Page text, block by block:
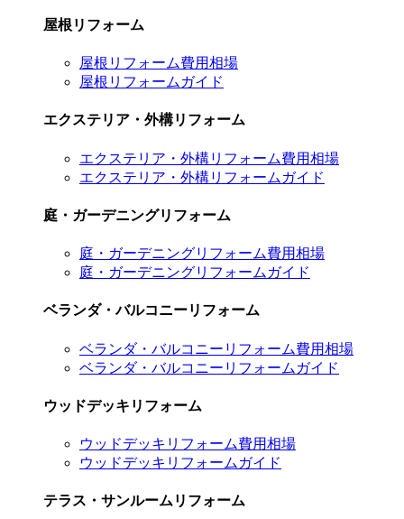
屋根リフォーム
屋根リフォーム費用相場
屋根リフォームガイド
エクステリア・外構リフォーム
エクステリア・外構リフォーム費用相場
エクステリア・外構リフォームガイド
庭・ガーデニングリフォーム
庭・ガーデニングリフォーム費用相場
庭・ガーデニングリフォームガイド
ベランダ・バルコニーリフォーム
ベランダ・バルコニーリフォーム費用相場
ベランダ・バルコニーリフォームガイド
ウッドデッキリフォーム
ウッドデッキリフォーム費用相場
ウッドデッキリフォームガイド
テラス・サンルームリフォーム